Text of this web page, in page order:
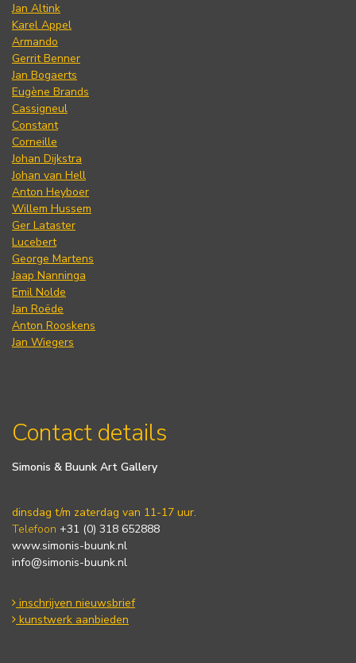
Jan Altink
Karel Appel
Armando
Gerrit Benner
Jan Bogaerts
Eugène Brands
Cassigneul
Constant
Corneille
Johan Dijkstra
Johan van Hell
Anton Heyboer
Willem Hussem
Ger Lataster
Lucebert
George Martens
Jaap Nanninga
Emil Nolde
Jan Roëde
Anton Rooskens
Jan Wiegers
Contact details
Simonis & Buunk Art Gallery
dinsdag t/m zaterdag van 11-17 uur.
Telefoon +31 (0) 318 652888
www.simonis-buunk.nl
info@simonis-buunk.nl
inschrijven nieuwsbrief
kunstwerk aanbieden